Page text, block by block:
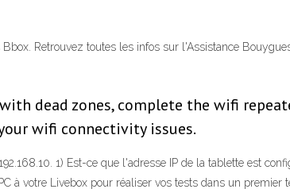
Retrouvez toutes les infos sur l'Assistance
dead zones, complete the wifi
wifi connectivity issues.
1) Est-ce que l'adresse IP de la tablette est
à votre Livebox pour réaliser vos tests dans un premier